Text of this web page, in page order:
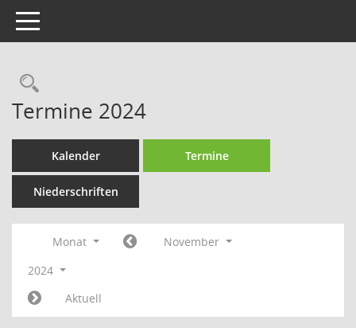
Toggle navigation
Rechercheauswahl
Termine 2024
Kalender Termine
Niederschriften
Monat
November
2024
Aktuell